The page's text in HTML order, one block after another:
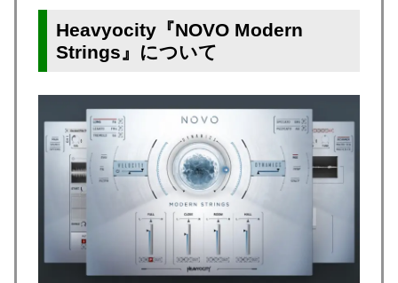
Heavyocity『NOVO Modern
Strings』について